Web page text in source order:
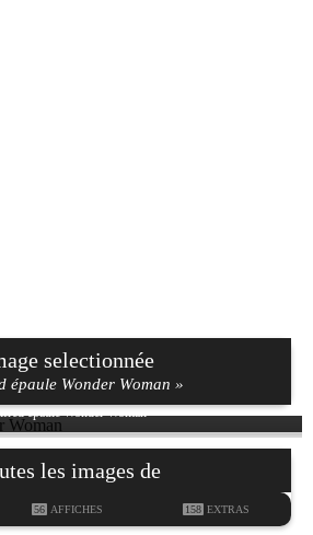
selectionnée
épaule Wonder Woman »
épaule Wonder Woman
les images de
56 AFFICHES 158 EXTRAS